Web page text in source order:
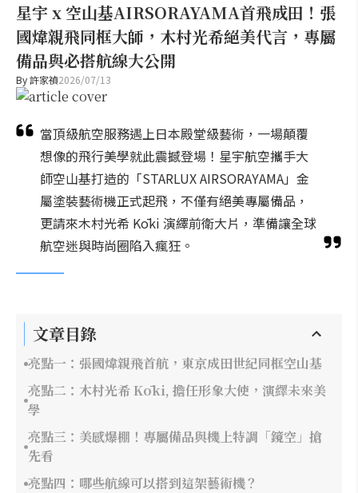
星宇 x 空山基AIRSORAYAMA首飛成田！張
國煒親飛同框大師，木村光希絕美代言，專屬
備品與必搭航線大公開
By許家禎2026/07/13
當頂級航空服務遇上日本殿堂級藝術，一場顛覆
想像的飛行美學就此震撼登場！星宇航空攜手大
師空山基打造的「STARLUX AIRSORAYAMA」金
屬塗裝藝術機正式起飛，不僅有絕美專屬備品，
更請來木村光希 Kōki 演繹前衛大片，準備讓全球
航空迷與時尚圈陷入瘋狂。
文章目錄
亮點一：張國煒親飛首航，東京成田世紀同框空山基
亮點二：木村光希 Kōki, 擔任形象大使，演繹未來美
學
亮點三：美感爆棚！專屬備品與機上特調「鏡空」搶
先看
亮點四：哪些航線可以搭到這架藝術機？